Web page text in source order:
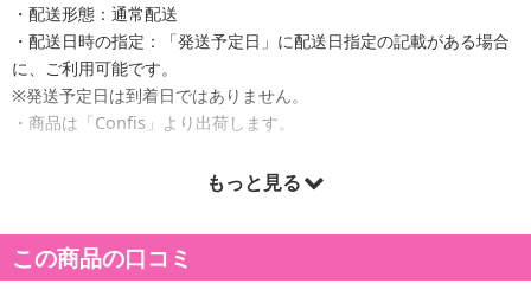
・配送形態：通常配送
・配送日時の指定：「発送予定日」に配送日指定の記載がある場合
に、ご利用可能です。
※発送予定日は到着日ではありません。
・商品は「Confis」より出荷します。
もっと見る
この商品の口コミ